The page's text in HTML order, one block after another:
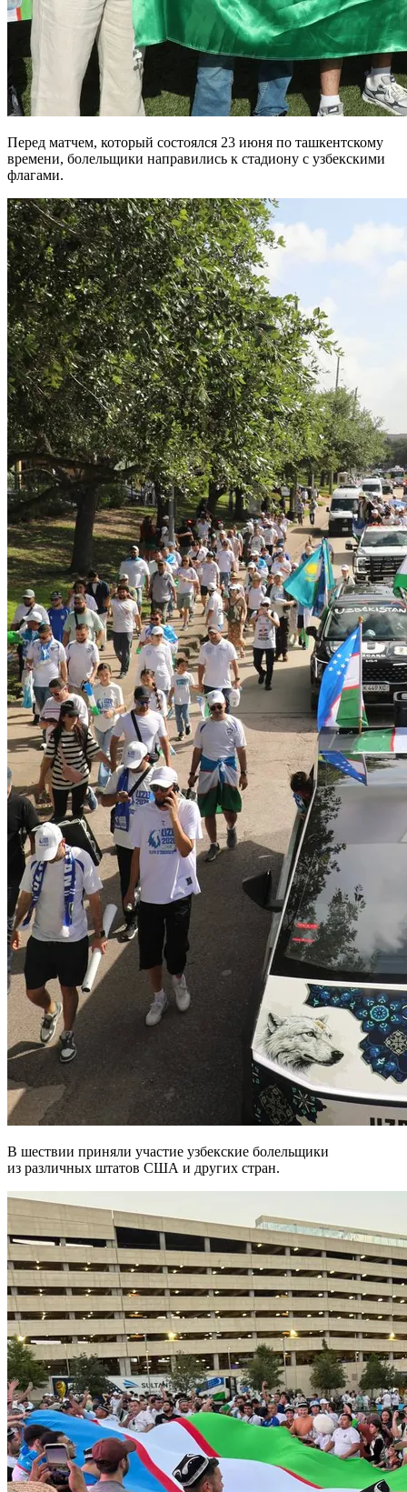
Перед матчем, который состоялся 23 июня по ташкентскому
времени, болельщики направились к стадиону с узбекскими
флагами.
В шествии приняли участие узбекские болельщики
из различных штатов США и других стран.